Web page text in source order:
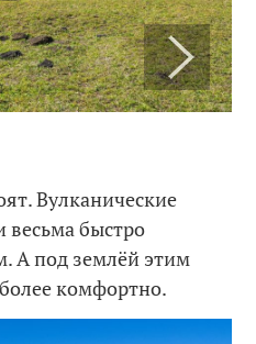
Вулканические
весьма быстро
А под землёй этим
комфортно.